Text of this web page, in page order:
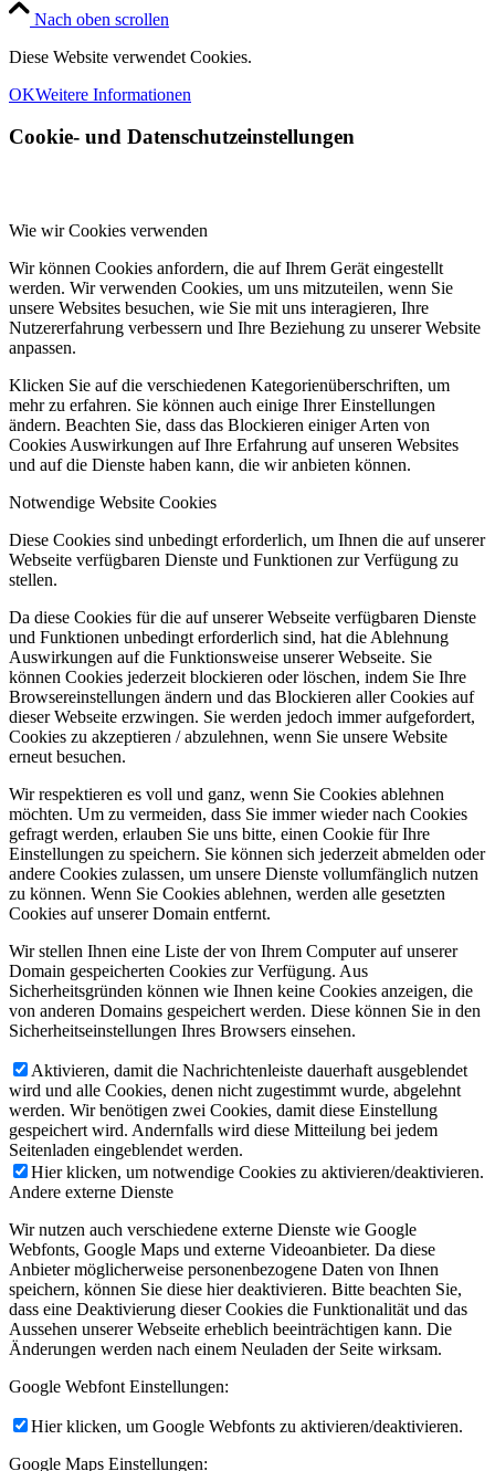
Nach oben scrollen
Diese Website verwendet Cookies.
OKWeitere Informationen
Cookie- und Datenschutzeinstellungen
Wie wir Cookies verwenden
Wir können Cookies anfordern, die auf Ihrem Gerät eingestellt
werden. Wir verwenden Cookies, um uns mitzuteilen, wenn Sie
unsere Websites besuchen, wie Sie mit uns interagieren, Ihre
Nutzererfahrung verbessern und Ihre Beziehung zu unserer Website
anpassen.
Klicken Sie auf die verschiedenen Kategorienüberschriften, um
mehr zu erfahren. Sie können auch einige Ihrer Einstellungen
ändern. Beachten Sie, dass das Blockieren einiger Arten von
Cookies Auswirkungen auf Ihre Erfahrung auf unseren Websites
und auf die Dienste haben kann, die wir anbieten können.
Notwendige Website Cookies
Diese Cookies sind unbedingt erforderlich, um Ihnen die auf unserer
Webseite verfügbaren Dienste und Funktionen zur Verfügung zu
stellen.
Da diese Cookies für die auf unserer Webseite verfügbaren Dienste
und Funktionen unbedingt erforderlich sind, hat die Ablehnung
Auswirkungen auf die Funktionsweise unserer Webseite. Sie
können Cookies jederzeit blockieren oder löschen, indem Sie Ihre
Browsereinstellungen ändern und das Blockieren aller Cookies auf
dieser Webseite erzwingen. Sie werden jedoch immer aufgefordert,
Cookies zu akzeptieren / abzulehnen, wenn Sie unsere Website
erneut besuchen.
Wir respektieren es voll und ganz, wenn Sie Cookies ablehnen
möchten. Um zu vermeiden, dass Sie immer wieder nach Cookies
gefragt werden, erlauben Sie uns bitte, einen Cookie für Ihre
Einstellungen zu speichern. Sie können sich jederzeit abmelden oder
andere Cookies zulassen, um unsere Dienste vollumfänglich nutzen
zu können. Wenn Sie Cookies ablehnen, werden alle gesetzten
Cookies auf unserer Domain entfernt.
Wir stellen Ihnen eine Liste der von Ihrem Computer auf unserer
Domain gespeicherten Cookies zur Verfügung. Aus
Sicherheitsgründen können wie Ihnen keine Cookies anzeigen, die
von anderen Domains gespeichert werden. Diese können Sie in den
Sicherheitseinstellungen Ihres Browsers einsehen.
Aktivieren, damit die Nachrichtenleiste dauerhaft ausgeblendet
wird und alle Cookies, denen nicht zugestimmt wurde, abgelehnt
werden. Wir benötigen zwei Cookies, damit diese Einstellung
gespeichert wird. Andernfalls wird diese Mitteilung bei jedem
Seitenladen eingeblendet werden.
Hier klicken, um notwendige Cookies zu aktivieren/deaktivieren.
Andere externe Dienste
Wir nutzen auch verschiedene externe Dienste wie Google
Webfonts, Google Maps und externe Videoanbieter. Da diese
Anbieter möglicherweise personenbezogene Daten von Ihnen
speichern, können Sie diese hier deaktivieren. Bitte beachten Sie,
dass eine Deaktivierung dieser Cookies die Funktionalität und das
Aussehen unserer Webseite erheblich beeinträchtigen kann. Die
Änderungen werden nach einem Neuladen der Seite wirksam.
Google Webfont Einstellungen:
Hier klicken, um Google Webfonts zu aktivieren/deaktivieren.
Google Maps Einstellungen: